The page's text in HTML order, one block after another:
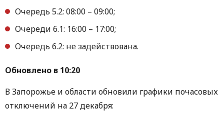
Очередь 5.2: 08:00 – 09:00;
Очереди 6.1: 16:00 – 17:00;
Очередь 6.2: не задействована.
Обновлено в 10:20
В Запорожье и области обновили графики почасовых
отключений на 27 декабря: